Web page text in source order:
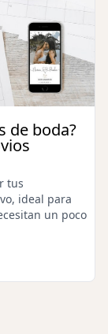
de boda?
tus
ideal para
un poco